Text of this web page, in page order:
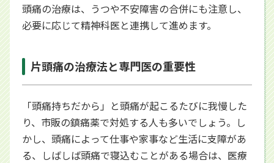
頭痛の治療は、うつや不安障害の合併にも注意し、
必要に応じて精神科医と連携して進めます。
片頭痛の治療法と専門医の重要性
「頭痛持ちだから」と頭痛が起こるたびに我慢した
り、市販の鎮痛薬で対処する人も多いでしょう。し
かし、頭痛によって仕事や家事など生活に支障があ
る、しばしば頭痛で寝込むことがある場合は、医療